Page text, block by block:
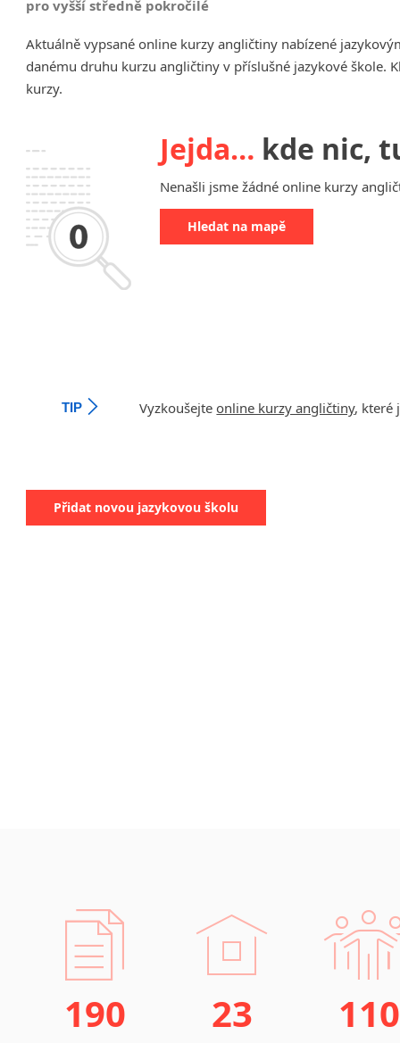
Děčín
Hodonín
Vysoká nad Labem
pro vyšší středně pokročilé
Aktuálně vypsané online kurzy angličtiny nabízené
danému druhu kurzu angličtiny v příslušné jazykové škole.
kurzy.
Jejda… kde nic,
Nenašli jsme žádné online kurzy
Hledat na mapě
TIP Vyzkoušejte online kurzy angličtiny, které
Přidat novou jazykovou školu
190 23 110